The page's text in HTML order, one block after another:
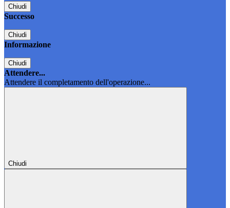
Chiudi
Successo
Chiudi
Informazione
Chiudi
Attendere...
Attendere il completamento dell'operazione...
Chiudi